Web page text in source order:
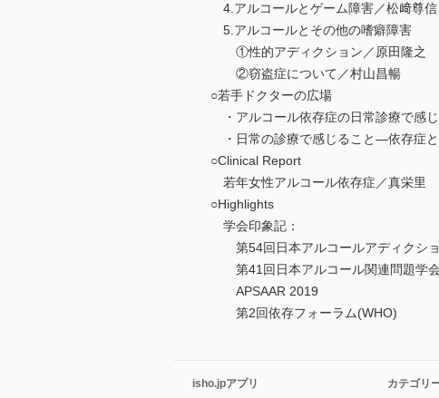
4.アルコールとゲーム障害／松﨑尊信
5.アルコールとその他の嗜癖障害
①性的アディクション／原田隆之
②窃盗症について／村山昌暢
○若手ドクターの広場
・アルコール依存症の日常診療で感
・日常の診療で感じること―依存症
○Clinical Report
若年女性アルコール依存症／真栄里
○Highlights
学会印象記：
第54回日本アルコールアディクショ
第41回日本アルコール関連問題学会
APSAAR 2019
第2回依存フォーラム(WHO)
isho.jpアプリ カテゴリ